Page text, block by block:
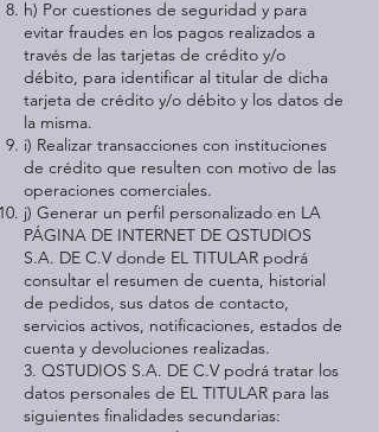
h) Por cuestiones de seguridad y para
evitar fraudes en los pagos realizados a
través de las tarjetas de crédito y/o
débito, para identificar al titular de dicha
tarjeta de crédito y/o débito y los datos de
la misma.
i) Realizar transacciones con instituciones
de crédito que resulten con motivo de las
operaciones comerciales.
j) Generar un perfil personalizado en LA
PÁGINA DE INTERNET DE QSTUDIOS
S.A. DE C.V donde EL TITULAR podrá
consultar el resumen de cuenta, historial
de pedidos, sus datos de contacto,
servicios activos, notificaciones, estados de
cuenta y devoluciones realizadas.
3. QSTUDIOS S.A. DE C.V podrá tratar los
datos personales de EL TITULAR para las
siguientes finalidades secundarias: